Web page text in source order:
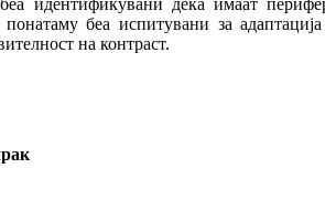
идентификувани дека имаат
беа испитувани за
на контраст.